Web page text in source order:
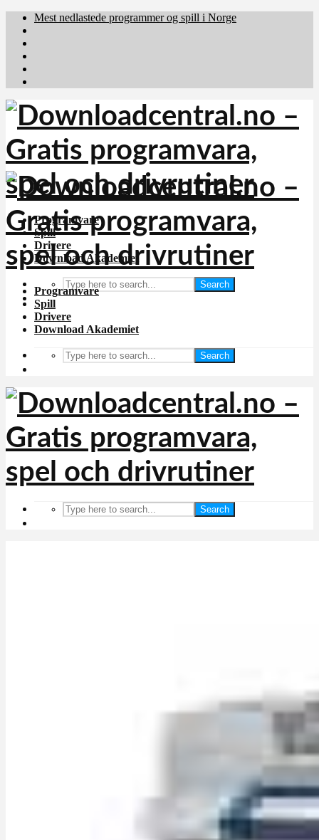
Mest nedlastede programmer og spill i Norge
Programvare
Spill
Drivere
Download Akademiet
Search
Programvare
Spill
Drivere
Download Akademiet
Search
Search